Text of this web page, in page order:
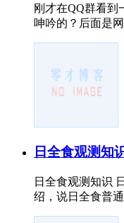
刚才在QQ群看到
呻吟的？后面是
日全食观测知
日全食观测知识
绍，说日全食普